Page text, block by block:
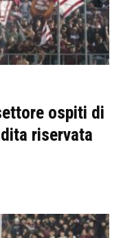
ospiti di
riservata